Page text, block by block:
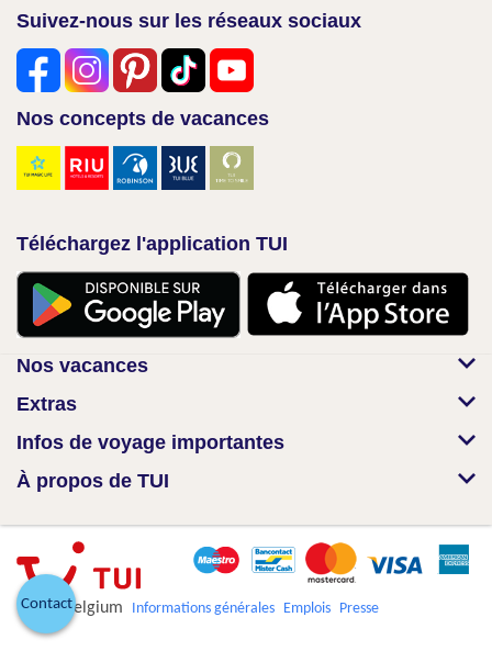
Suivez-nous sur les réseaux sociaux
Nos concepts de vacances
Téléchargez l'application TUI
Nos vacances
Extras
Infos de voyage importantes
À propos de TUI
© TUI Belgium Informations générales Emplois Presse
Contact